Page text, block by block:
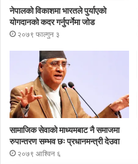
नेपालको विकाशमा भारतले पुर्याएको
योगदानको कदर गर्नुपर्नेमा जोड
२०७९ फाल्गुन ३
सामाजिक सेवाको माध्यमबाट नै समाजमा
रुपान्तरण सम्भव छः प्रधानमन्त्री देउवा
२०७९ आश्विन ६